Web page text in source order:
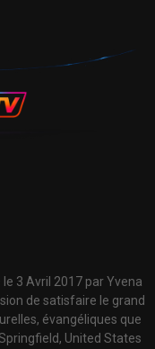
3 Avril 2017 par Yvena
de satisfaire le grand
évangéliques que
United States